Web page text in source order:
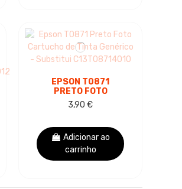
EPSON T0871
PRETO FOTO
CARTUCHO DE TINTA
GENÉRICO -
C13T08714010
3,90 €
Adicionar ao
carrinho